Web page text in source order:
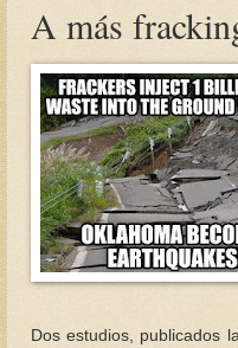
A más
Dos estudios, publicados